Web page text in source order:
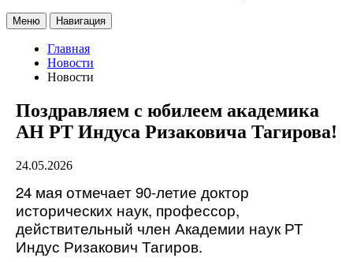
Меню Навигация
Главная
Новости
Новости
Поздравляем с юбилеем академика
АН РТ Индуса Ризаковича Тагирова!
24.05.2026
24 мая отмечает 90-летие доктор
исторических наук, профессор,
действительный член Академии наук РТ
Индус Ризакович Тагиров.